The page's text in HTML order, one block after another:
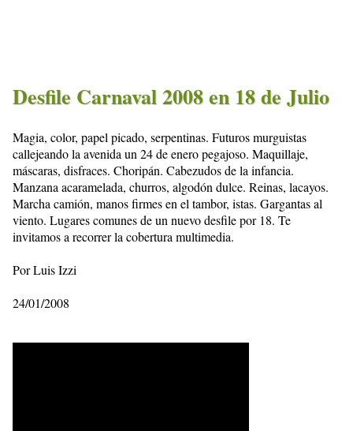
Desfile Carnaval 2008 en 18 de Julio
Magia, color, papel picado, serpentinas. Futuros murguistas
callejeando la avenida un 24 de enero pegajoso. Maquillaje,
máscaras, disfraces. Choripán. Cabezudos de la infancia.
Manzana acaramelada, churros, algodón dulce. Reinas, lacayos.
Marcha camión, manos firmes en el tambor, istas. Gargantas al
viento. Lugares comunes de un nuevo desfile por 18. Te
invitamos a recorrer la cobertura multimedia.
Por Luis Izzi
24/01/2008